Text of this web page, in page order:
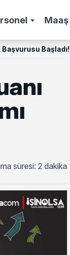
Maaş
Başvurusu Başladı!
süresi: 2 dakika